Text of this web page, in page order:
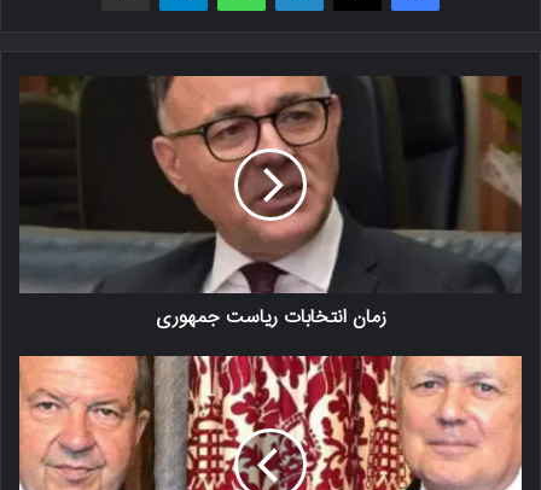
زمان انتخابات ریاست جمهوری